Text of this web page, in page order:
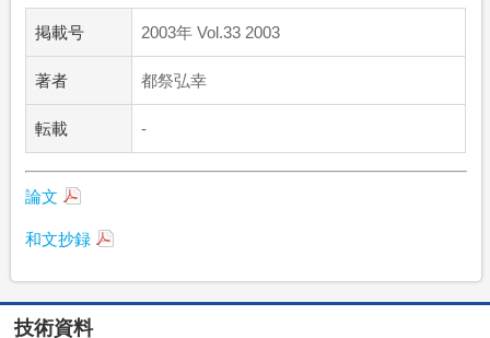
掲載号 2003年 Vol.33 2003
著者 都祭弘幸
転載 -
論文
和文抄録
技術資料